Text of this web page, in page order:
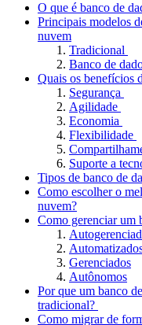
O que é banco de
Principais modelos
nuvem
Tradicional
Banco de
Quais os benefícios
Segurança
Agilidade
Economia
Flexibilidade
Suporte a
Tipos de banco de
Como escolher o
nuvem?
Como gerenciar um
Gerenciados
Autônomos
Por que um banco
tradicional?
Como migrar de